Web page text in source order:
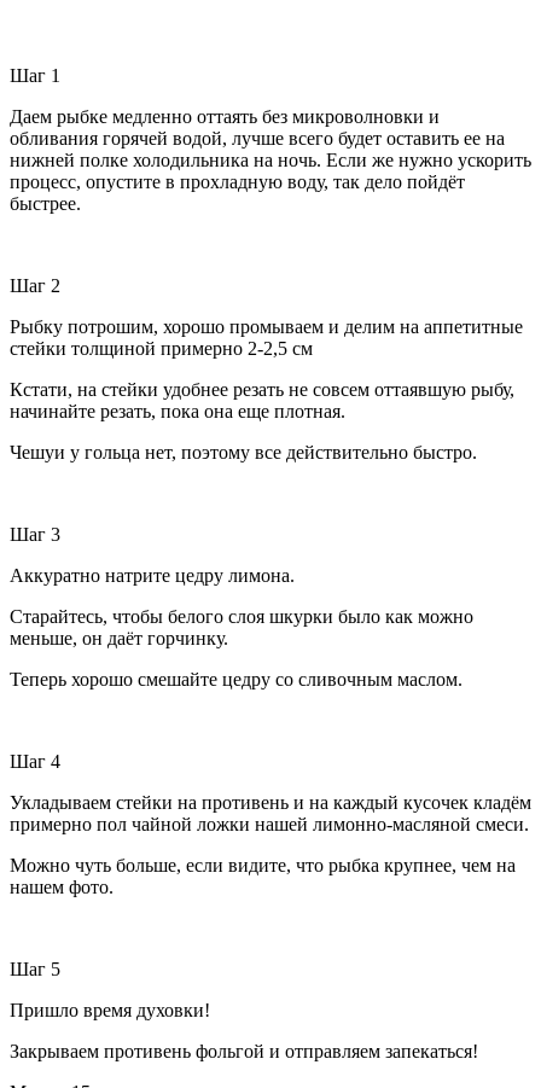
Шаг 1
Даем рыбке медленно оттаять без микроволновки и
обливания горячей водой, лучше всего будет оставить ее на
нижней полке холодильника на ночь. Если же нужно ускорить
процесс, опустите в прохладную воду, так дело пойдёт
быстрее.
Шаг 2
Рыбку потрошим, хорошо промываем и делим на аппетитные
стейки толщиной примерно 2-2,5 см
Кстати, на стейки удобнее резать не совсем оттаявшую рыбу,
начинайте резать, пока она еще плотная.
Чешуи у гольца нет, поэтому все действительно быстро.
Шаг 3
Аккуратно натрите цедру лимона.
Старайтесь, чтобы белого слоя шкурки было как можно
меньше, он даёт горчинку.
Теперь хорошо смешайте цедру со сливочным маслом.
Шаг 4
Укладываем стейки на противень и на каждый кусочек кладём
примерно пол чайной ложки нашей лимонно-масляной смеси.
Можно чуть больше, если видите, что рыбка крупнее, чем на
нашем фото.
Шаг 5
Пришло время духовки!
Закрываем противень фольгой и отправляем запекаться!